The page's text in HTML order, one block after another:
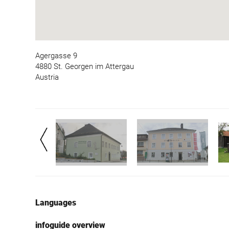
Agergasse 9
4880 St. Georgen im Attergau
Austria
Languages
infoguide overview